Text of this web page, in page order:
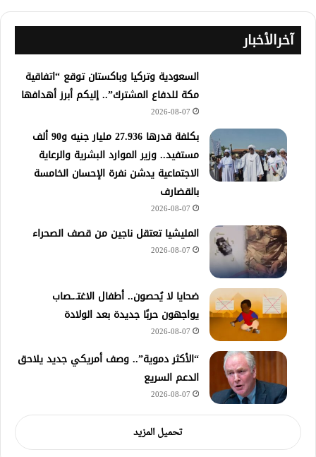
آخرالأخبار
السعودية وتركيا وباكستان توقع “اتفاقية
مكة للدفاع المشترك”.. إليكم أبرز أهدافها
2026-08-07
​بكلفة قدرها 27.936 مليار جنيه و90 ألف
مستفيد.. وزير الموارد البشرية والرعاية
الاجتماعية يدشن نفرة الإحسان الخامسة
بالقضارف
2026-08-07
المليشيا تعتقل ناجين من قصف الصحراء
2026-08-07
ضحايا لا يُحصون.. أطفال الاغتـ.ـصاب
يواجهون حربًا جديدة بعد الولادة
2026-08-07
“الأكثر دموية”.. وصف أمريكي جديد يلاحق
الدعم السريع
2026-08-07
تحميل المزيد